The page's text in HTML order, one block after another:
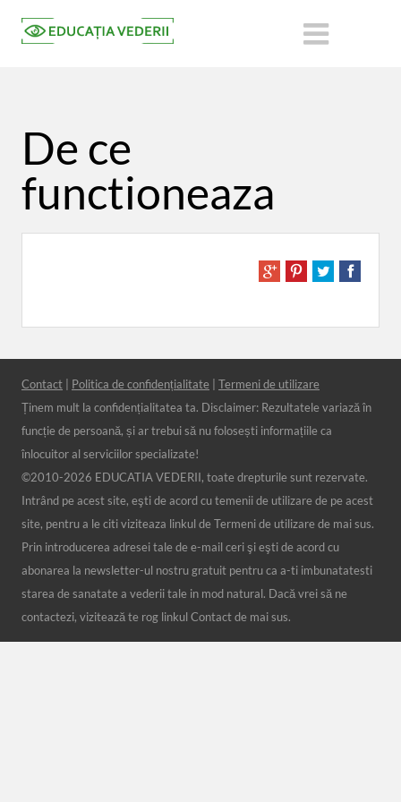
De ce
functioneaza
Contact Politica de confidențialitate
Termeni de utilizare
Ținem mult la confidențialitatea ta. Disclaimer: Rezultatele variază în
funcție de persoană, și ar trebui să nu folosești informațiile ca
înlocuitor al serviciilor specializate!
©2010-2026 EDUCATIA VEDERII, toate drepturile sunt rezervate.
Intrând pe acest site, eşti de acord cu temenii de utilizare de pe acest
site, pentru a le citi viziteaza linkul de Termeni de utilizare de mai sus.
Prin introducerea adresei tale de e-mail ceri şi eşti de acord cu
abonarea la newsletter-ul nostru gratuit pentru ca a-ti imbunatatesti
starea de sanatate a vederii tale in mod natural. Dacă vrei să ne
contactezi, vizitează te rog linkul Contact de mai sus.